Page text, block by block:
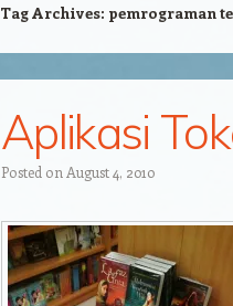
Tag Archives: pemrograman
Aplikasi
Posted on August 4, 2010